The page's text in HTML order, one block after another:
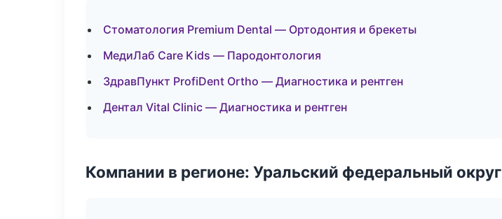
Стоматология Premium Dental — Ортодонтия и брекеты
МедиЛаб Care Kids — Пародонтология
ЗдравПункт ProfiDent Ortho — Диагностика и рентген
Дентал Vital Clinic — Диагностика и рентген
Компании в регионе: Уральский федеральный округ